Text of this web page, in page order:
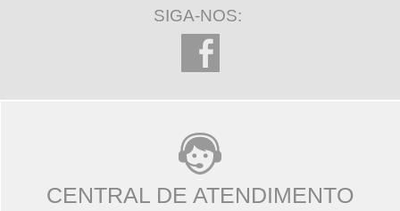
SIGA-NOS:
CENTRAL DE ATENDIMENTO